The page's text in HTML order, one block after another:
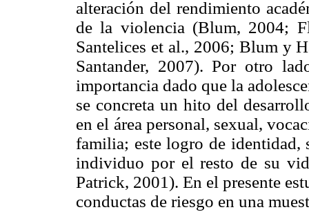
alteración del rendimiento
de la violencia (Blum, 2004;
Santelices et al., 2006; Blum y
Santander, 2007). Por otro
importancia dado que la
se concreta un hito del
en el área personal, sexual,
familia; este logro de identidad,
individuo por el resto de su
Patrick, 2001). En el presente
conductas de riesgo en una